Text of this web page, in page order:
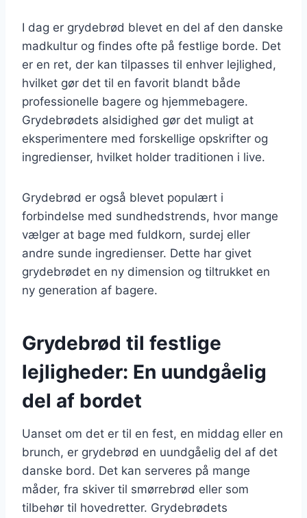
I dag er grydebrød blevet en del af den danske
madkultur og findes ofte på festlige borde. Det
er en ret, der kan tilpasses til enhver lejlighed,
hvilket gør det til en favorit blandt både
professionelle bagere og hjemmebagere.
Grydebrødets alsidighed gør det muligt at
eksperimentere med forskellige opskrifter og
ingredienser, hvilket holder traditionen i live.
Grydebrød er også blevet populært i
forbindelse med sundhedstrends, hvor mange
vælger at bage med fuldkorn, surdej eller
andre sunde ingredienser. Dette har givet
grydebrødet en ny dimension og tiltrukket en
ny generation af bagere.
Grydebrød til festlige
lejligheder: En uundgåelig
del af bordet
Uanset om det er til en fest, en middag eller en
brunch, er grydebrød en uundgåelig del af det
danske bord. Det kan serveres på mange
måder, fra skiver til smørrebrød eller som
tilbehør til hovedretter. Grydebrødets